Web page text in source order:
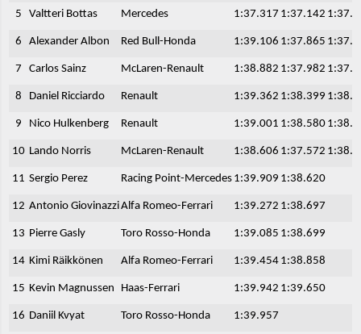
5 Valtteri Bottas Mercedes 1:37.317 1:37.142
6 Alexander Albon Red Bull-Honda 1:39.106 1:37.865
7 Carlos Sainz McLaren-Renault 1:38.882 1:37.982
8 Daniel Ricciardo Renault 1:39.362 1:38.399
9 Nico Hulkenberg Renault 1:39.001 1:38.580
10 Lando Norris McLaren-Renault 1:38.606 1:37.572
11 Sergio Perez Racing Point-Mercedes 1:39.909 1:38.620
12 Antonio GiovinazziAlfa Romeo-Ferrari 1:39.272 1:38.697
13 Pierre Gasly Toro Rosso-Honda 1:39.085 1:38.699
14 Kimi Räikkönen Alfa Romeo-Ferrari 1:39.454 1:38.858
15 Kevin Magnussen Haas-Ferrari 1:39.942 1:39.650
16 Daniil Kvyat Toro Rosso-Honda 1:39.957